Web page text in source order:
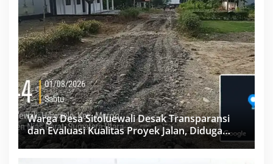
Warga Desa Sitoluewali Desak Transparansi
dan Evaluasi Kualitas Proyek Jalan, Diduga
Minim Informasi